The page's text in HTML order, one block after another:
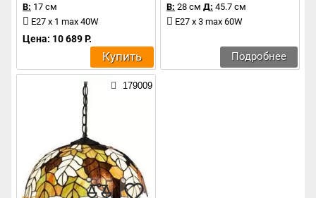
В: 17 см
E27 x 1 max 40W
Цена: 10 689 Р.
Купить
В: 28 см Д: 45.7 см
E27 x 3 max 60W
Подробнее
179009